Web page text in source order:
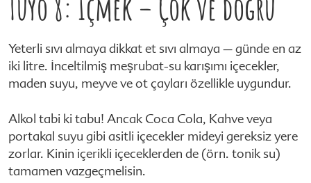
Tüyo 8: İçmek – Çok ve doğru
Yeterli sıvı almaya dikkat et sıvı almaya – günde en az
iki litre. İnceltilmiş meşrubat-su karışımı içecekler,
maden suyu, meyve ve ot çayları özellikle uygundur.
Alkol tabi ki tabu! Ancak Coca Cola, Kahve veya
portakal suyu gibi asitli içecekler mideyi gereksiz yere
zorlar. Kinin içerikli içeceklerden de (örn. tonik su)
tamamen vazgeçmelisin.